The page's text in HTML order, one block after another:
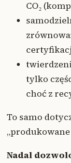
CO₂
tylko
choć z
To samo
Nadal